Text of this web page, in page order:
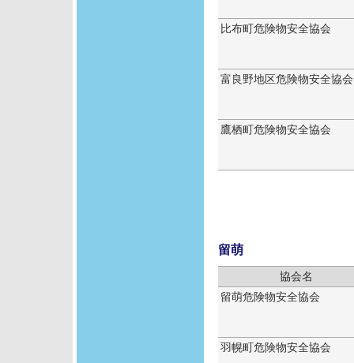
比布町危険物安全協会
富良野地区危険物安全協会
鷹栖町危険物安全協会
留萌
協会名
留萌危険物安全協会
羽幌町危険物安全協会